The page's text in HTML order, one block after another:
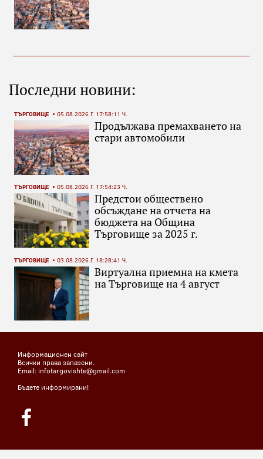
Последни новини:
ТЪРГОВИЩЕ 05.08.2026 Г. 17:58:11 Ч.
Продължава премахването на
стари автомобили
ТЪРГОВИЩЕ 05.08.2026 Г. 17:54:23 Ч.
Предстои обществено
обсъждане на отчета на
бюджета на Община
Търговище за 2025 г.
ТЪРГОВИЩЕ 03.08.2026 Г. 18:28:41 Ч.
Виртуална приемна на кмета
на Търговище на 4 август
Информационен сайт
Всички права запазени.
Email: infotargovishte@gmail.com
Бъдете информирани!